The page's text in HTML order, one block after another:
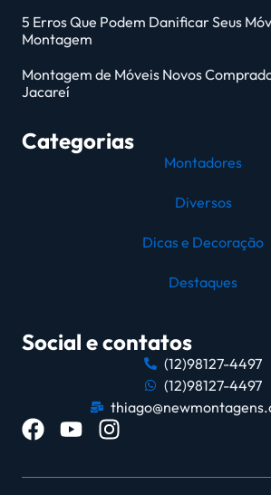
5 Erros Que Podem Danificar Seus
Montagem
Montagem de Móveis Novos
Jacareí
Categorias
Montadores
Diversos
Dicas e Decoração
Destaques
Social e contatos
(12)98127-4497
(12)98127-4497